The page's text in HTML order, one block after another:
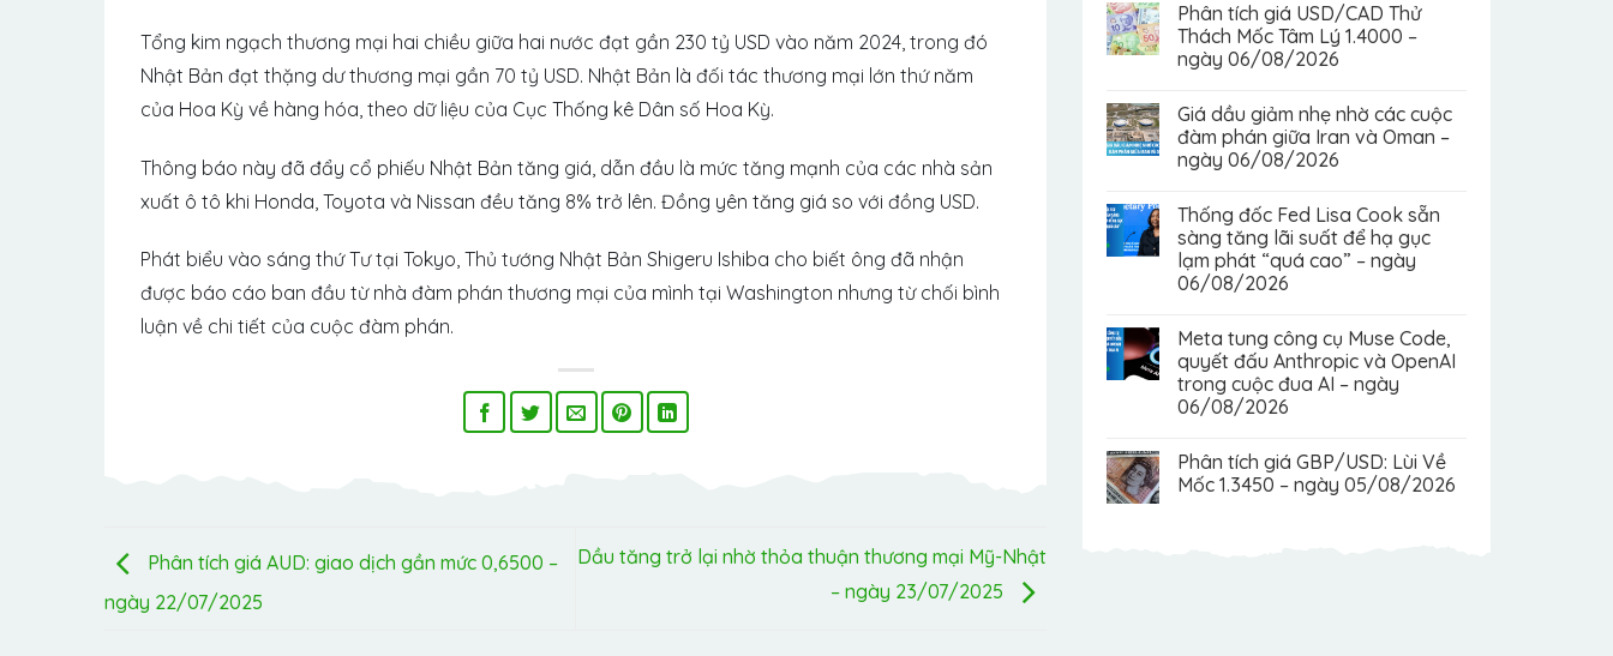
Tổng kim ngạch thương mại hai chiều giữa hai nước đạt gần 230 tỷ USD vào năm 2024, trong đó
Nhật Bản đạt thặng dư thương mại gần 70 tỷ USD. Nhật Bản là đối tác thương mại lớn thứ năm
của Hoa Kỳ về hàng hóa, theo dữ liệu của Cục Thống kê Dân số Hoa Kỳ.
Thông báo này đã đẩy cổ phiếu Nhật Bản tăng giá, dẫn đầu là mức tăng mạnh của các nhà sản
xuất ô tô khi Honda, Toyota và Nissan đều tăng 8% trở lên. Đồng yên tăng giá so với đồng USD.
Phát biểu vào sáng thứ Tư tại Tokyo, Thủ tướng Nhật Bản Shigeru Ishiba cho biết ông đã nhận
được báo cáo ban đầu từ nhà đàm phán thương mại của mình tại Washington nhưng từ chối bình
luận về chi tiết của cuộc đàm phán.
Phân tích giá AUD: giao dịch gần mức 0,6500 –
ngày 22/07/2025
Dầu tăng trở lại nhờ thỏa thuận thương mại Mỹ-Nhật
– ngày 23/07/2025
Phân tích giá USD/CAD Thử
Thách Mốc Tâm Lý 1.4000 –
ngày 06/08/2026
Giá dầu giảm nhẹ nhờ các cuộc
đàm phán giữa Iran và Oman –
ngày 06/08/2026
Thống đốc Fed Lisa Cook sẵn
sàng tăng lãi suất để hạ gục
lạm phát “quá cao” – ngày
06/08/2026
Meta tung công cụ Muse Code,
quyết đấu Anthropic và OpenAI
trong cuộc đua AI – ngày
06/08/2026
Phân tích giá GBP/USD: Lùi Về
Mốc 1.3450 – ngày 05/08/2026